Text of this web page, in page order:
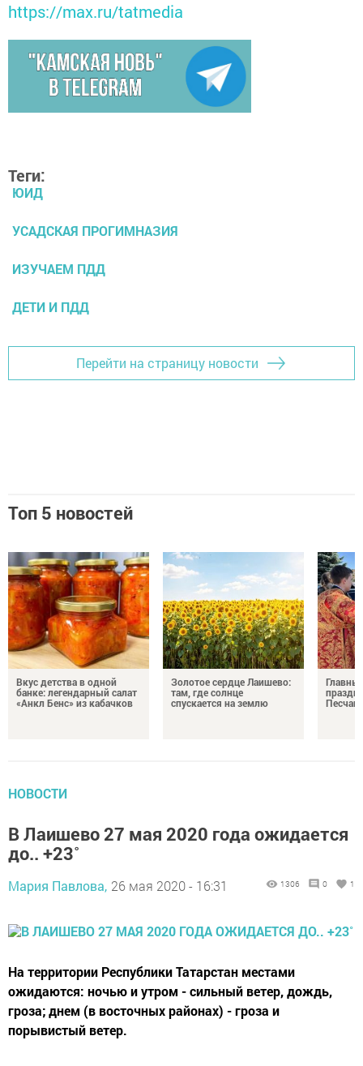
https://max.ru/tatmedia
Теги:
ЮИД
УСАДСКАЯ ПРОГИМНАЗИЯ
ИЗУЧАЕМ ПДД
ДЕТИ И ПДД
Перейти на страницу новости
Топ 5 новостей
Вкус детства в одной
банке: легендарный салат
«Анкл Бенс» из кабачков
Золотое сердце Лаишево:
там, где солнце
спускается на землю
НОВОСТИ
В Лаишево 27 мая 2020 года ожидается
до.. +23˚
Мария Павлова, 26 мая 2020 - 16:31 1306 0 1
На территории Республики Татарстан местами
ожидаются: ночью и утром - сильный ветер, дождь,
гроза; днем (в восточных районах) - гроза и
порывистый ветер.